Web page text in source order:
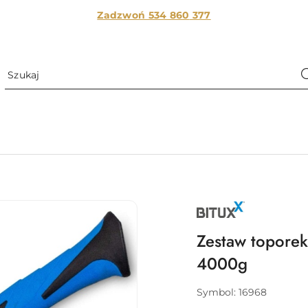
Zadzwoń 534 860 377
NAZWA
PRODUCENTA:
Zestaw
4000g
Symbol: 16968